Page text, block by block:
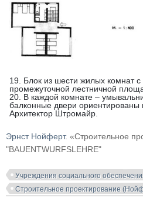
19. Блок из шести жилых комнат
промежуточной лестничной
20. В каждой комнате –
балконные двери ориентированы
Архитектор Штромайр.
Эрнст Нойферт. «Строительное
"BAUENTWURFSLEHRE"
Учреждения социального
Строительное проектирование